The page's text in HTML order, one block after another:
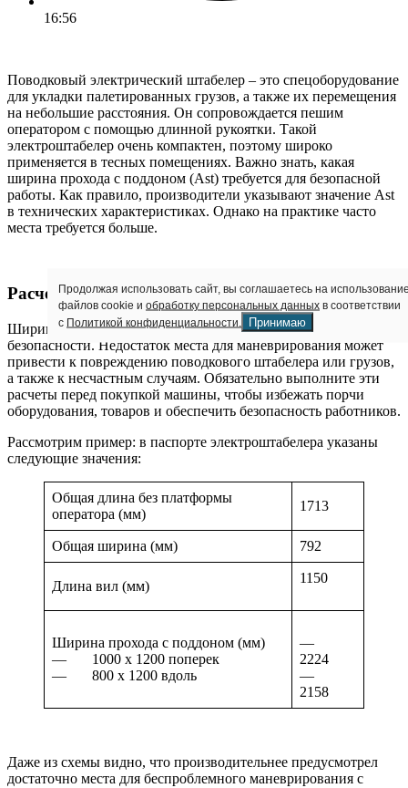
16:56
Поводковый электрический штабелер – это спецоборудование
для укладки палетированных грузов, а также их перемещения
на небольшие расстояния. Он сопровождается пешим
оператором с помощью длинной рукоятки. Такой
электроштабелер очень компактен, поэтому широко
применяется в тесных помещениях. Важно знать, какая
ширина прохода с поддоном (Ast) требуется для безопасной
работы. Как правило, производители указывают значение Ast
в технических характеристиках. Однако на практике часто
места требуется больше.
Расчет безопасного прохода
Ширина прохода должна соответствовать требованиям
безопасности. Недостаток места для маневрирования может
привести к повреждению поводкового штабелера или грузов,
а также к несчастным случаям. Обязательно выполните эти
расчеты перед покупкой машины, чтобы избежать порчи
оборудования, товаров и обеспечить безопасность работников.
Рассмотрим пример: в паспорте электроштабелера указаны
следующие значения:
Общая длина без платформы
оператора (мм)
1713
Общая ширина (мм) 792
Длина вил (мм)
1150
Ширина прохода с поддоном (мм)
— 1000 х 1200 поперек
— 800 х 1200 вдоль
—
2224
—
2158
Даже из схемы видно, что производительнее предусмотрел
достаточно места для беспроблемного маневрирования с
Продолжая использовать сайт, вы соглашаетесь на
файлов cookie и обработку персональных данных в соответствии
с Политикой конфиденциальности. Принимаю